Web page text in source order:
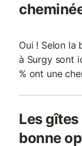
Oui ! Selon la
à Surgy sont
% ont une
Les
bonne